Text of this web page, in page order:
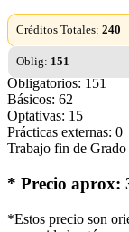
Créditos Totales: 240
Oblig: 151
Obligatorios: 151
Básicos: 62
Optativas: 15
Prácticas externas: 0
Trabajo fin de
* Precio aprox:
*Estos precio son